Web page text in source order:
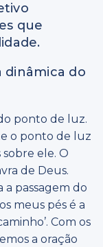
que
dinâmica do
ponto de luz.
o ponto de luz
ele. O
de Deus.
a passagem do
meus pés é a
Com os
a oração